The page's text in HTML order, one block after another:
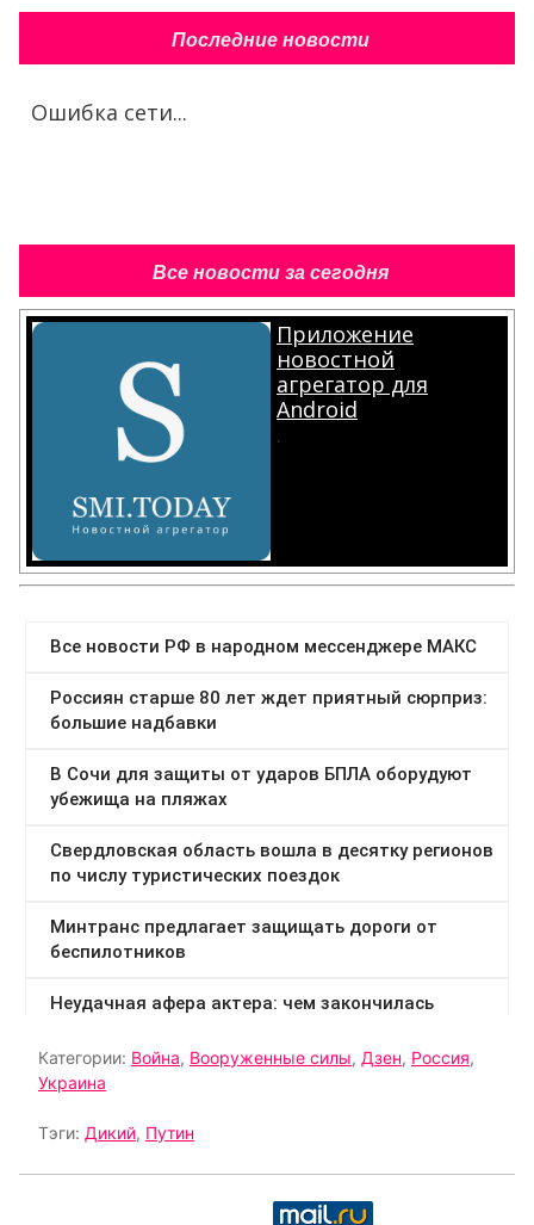
Последние новости
Ошибка сети...
Все новости за сегодня
Приложение
новостной
агрегатор для
Android
.
Категории: Война, Вооруженные силы, Дзен, Россия,
Украина
Тэги: Дикий, Путин